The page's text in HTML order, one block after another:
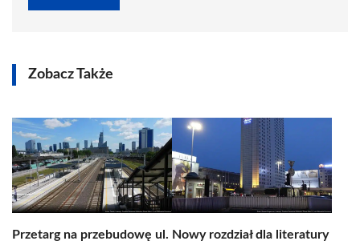
Zobacz Także
Przetarg na przebudowę ul. Nowy rozdział dla literatury